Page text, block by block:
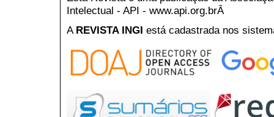
Intelectual - API - www.api.org.brÂ
A REVISTA INGI está cadastrada nos